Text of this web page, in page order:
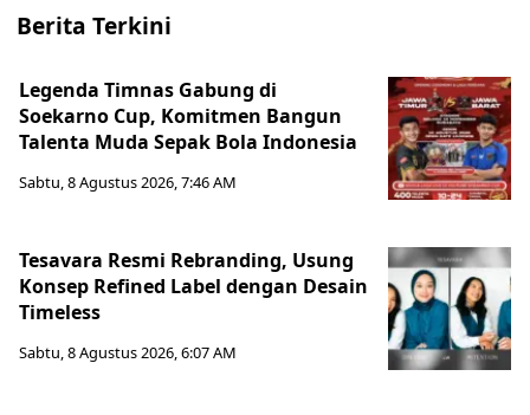
Berita Terkini
Legenda Timnas Gabung di
Soekarno Cup, Komitmen Bangun
Talenta Muda Sepak Bola Indonesia
Sabtu, 8 Agustus 2026, 7:46 AM
Tesavara Resmi Rebranding, Usung
Konsep Refined Label dengan Desain
Timeless
Sabtu, 8 Agustus 2026, 6:07 AM